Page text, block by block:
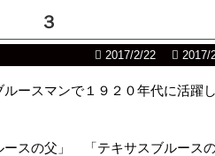
３
2017/2/22 2017/
ースマンで１９２０年代に活躍
ースの父」 「テキサスブルース